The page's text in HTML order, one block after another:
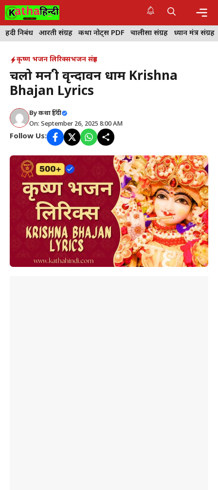
Skip
to
content
हिंदी निबंध आरती संग्रह कथा नोट्स PDF चालीसा संग्रह ध्यान मंत्र संग्रह
कृष्ण भजन लिरिक्सभजन संग्रह
चलो मन श्री वृन्दावन धाम Krishna
Bhajan Lyrics
Byकथा हिंदी
On: September 26, 2025 8:00 AM
Follow Us: